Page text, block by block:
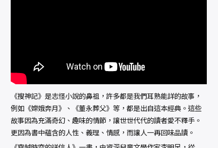
《搜神記》是志怪小說的鼻祖，許多都是我們耳熟能詳的故事，
例如《嫦娥奔月》、《董永葬父》等，都是出自這本經典。這些
故事因為充滿奇幻、趣味的情節，讓世世代代的讀者愛不釋手。
更因為書中蘊含的人性、義理、情感，而讓人一再回味品讀。